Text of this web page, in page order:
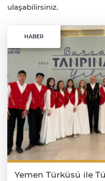
ulaşabilirsiniz.
HABER
Yemen Türküsü ile